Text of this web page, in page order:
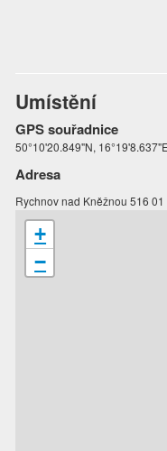
Umístění
GPS souřadnice
50°10'20.849"N,
Adresa
Rychnov nad Kněžnou 516 01
+
−